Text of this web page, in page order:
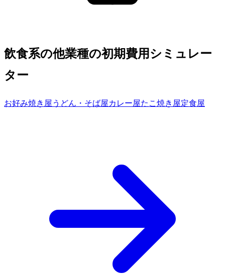
飲食系の他業種の初期費用シミュレー
ター
お好み焼き屋 うどん・そば屋カレー屋たこ焼き屋定食屋